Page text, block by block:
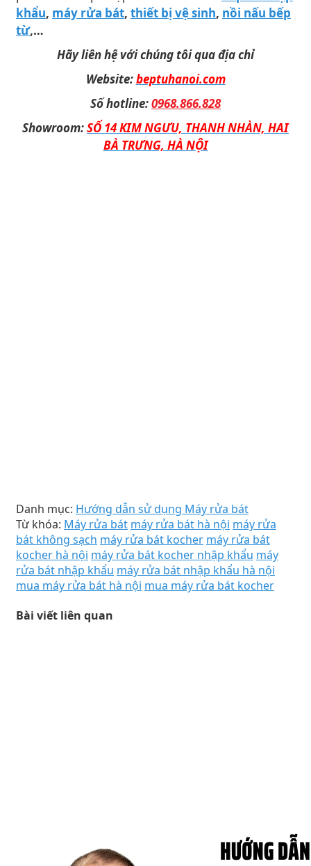
khẩu, máy rửa bát, thiết bị vệ sinh, nồi nấu bếp
từ,…
Hãy liên hệ với chúng tôi qua địa chỉ
Website:beptuhanoi.com
Số hotline:0968.866.828
Showroom:SỐ 14 KIM NGƯU, THANH NHÀN, HAI
BÀ TRƯNG, HÀ NỘI
Danh mục: Hướng dẫn sử dụng Máy rửa bát
Từ khóa: Máy rửa bát máy rửa bát hà nội máy rửa
bát không sạch máy rửa bát kocher máy rửa bát
kocher hà nội máy rửa bát kocher nhập khẩu máy
rửa bát nhập khẩu máy rửa bát nhập khẩu hà nội
mua máy rửa bát hà nội mua máy rửa bát kocher
Bài viết liên quan